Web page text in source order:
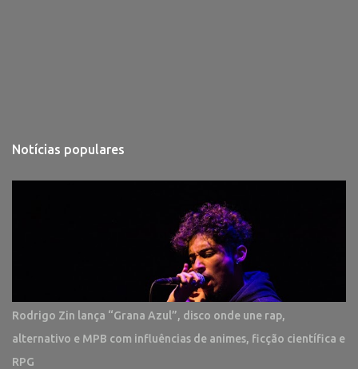
Notícias populares
Rodrigo Zin lança “Grana Azul”, disco onde une rap,
alternativo e MPB com influências de animes, ficção científica e
RPG